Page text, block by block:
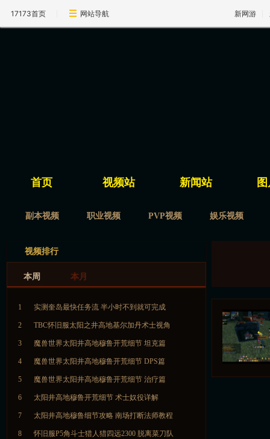
17173首页 网站导航 新网游
首页 视频站 新闻站
副本视频 职业视频 PVP视频 娱乐视频
视频排行
本周 本月
1 实测奎岛最快任务流 半小时不到就可完成
2 TBC怀旧服太阳之井高地基尔加丹术士视角
3 魔兽世界太阳井高地穆鲁开荒细节 坦克篇
4 魔兽世界太阳井高地穆鲁开荒细节 DPS篇
5 魔兽世界太阳井高地穆鲁开荒细节 治疗篇
6 太阳井高地穆鲁开荒细节 术士奴役详解
7 太阳井高地穆鲁细节攻略 南场打断法师教程
8 怀旧服P5角斗士猎人猎四远2300 脱离菜刀队